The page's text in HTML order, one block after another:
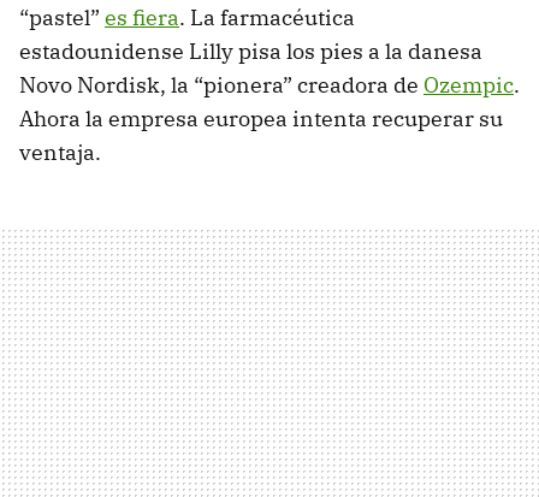
“pastel” es fiera. La farmacéutica
estadounidense Lilly pisa los pies a la danesa
Novo Nordisk, la “pionera” creadora de Ozempic.
Ahora la empresa europea intenta recuperar su
ventaja.